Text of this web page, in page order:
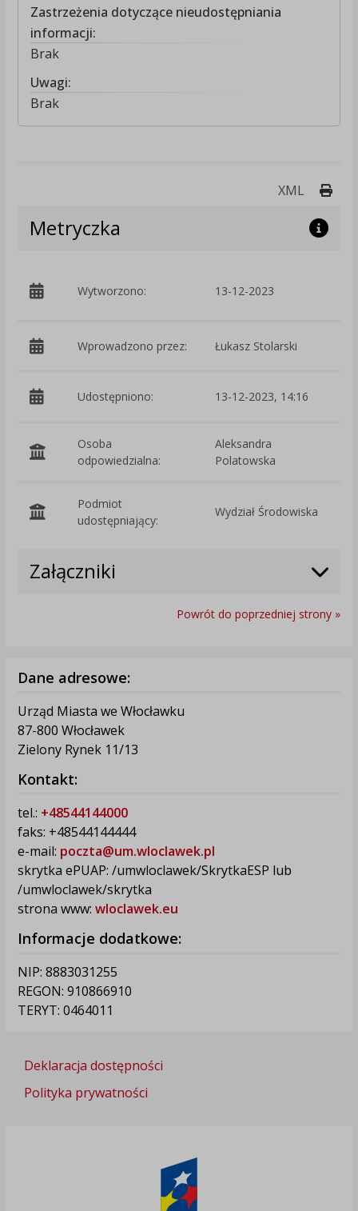
Zastrzeżenia dotyczące nieudostępniania
informacji:
Brak
Uwagi:
Brak
XML
Metryczka
Wytworzono: 13-12-2023
Wprowadzono przez: Łukasz Stolarski
Udostępniono: 13-12-2023, 14:16
Osoba
odpowiedzialna:
Aleksandra
Polatowska
Podmiot
udostępniający:
Wydział Środowiska
Załączniki
Powrót do poprzedniej strony »
Dane adresowe:
Urząd Miasta we Włocławku
87-800 Włocławek
Zielony Rynek 11/13
Kontakt:
tel.: +48544144000
faks: +48544144444
e-mail: poczta@um.wloclawek.pl
skrytka ePUAP: /umwloclawek/SkrytkaESP lub
/umwloclawek/skrytka
strona www: wloclawek.eu
Informacje dodatkowe:
NIP: 8883031255
REGON: 910866910
TERYT: 0464011
Deklaracja dostępności
Polityka prywatności